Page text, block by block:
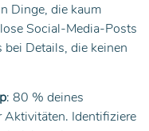
Dinge, die kaum
Social-Media-Posts
Details, die keinen
: 80 % deines
Aktivitäten. Identifiziere